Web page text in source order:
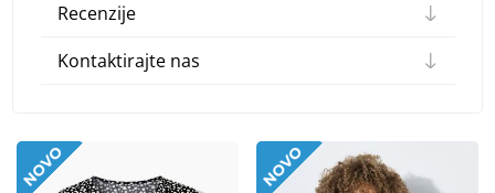
Recenzije
Kontaktirajte nas